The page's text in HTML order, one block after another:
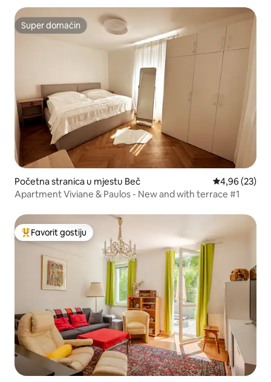
Super domaćin
Super domaćin
Početna stranica u mjestu Beč prosječna
4,96 (23)
Apartment Viviane & Paulos - New and with terrace #1
Glavni favorit gostiju
Favorit gostiju